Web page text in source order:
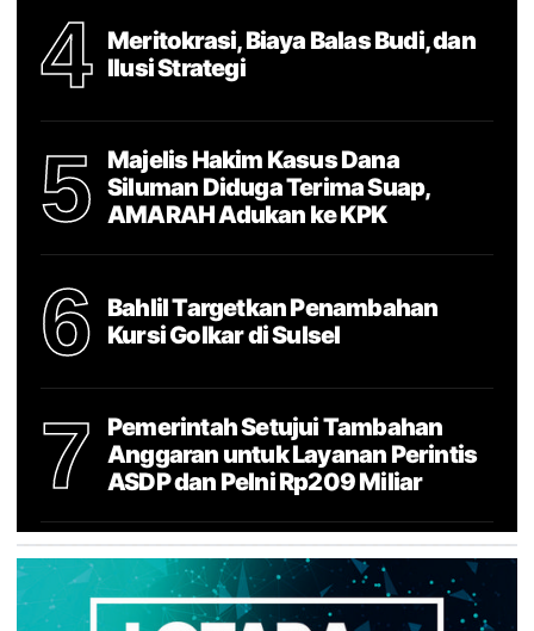
4
Meritokrasi, Biaya Balas Budi, dan
Ilusi Strategi
5
Majelis Hakim Kasus Dana
Siluman Diduga Terima Suap,
AMARAH Adukan ke KPK
6
Bahlil Targetkan Penambahan
Kursi Golkar di Sulsel
7
Pemerintah Setujui Tambahan
Anggaran untuk Layanan Perintis
ASDP dan Pelni Rp209 Miliar